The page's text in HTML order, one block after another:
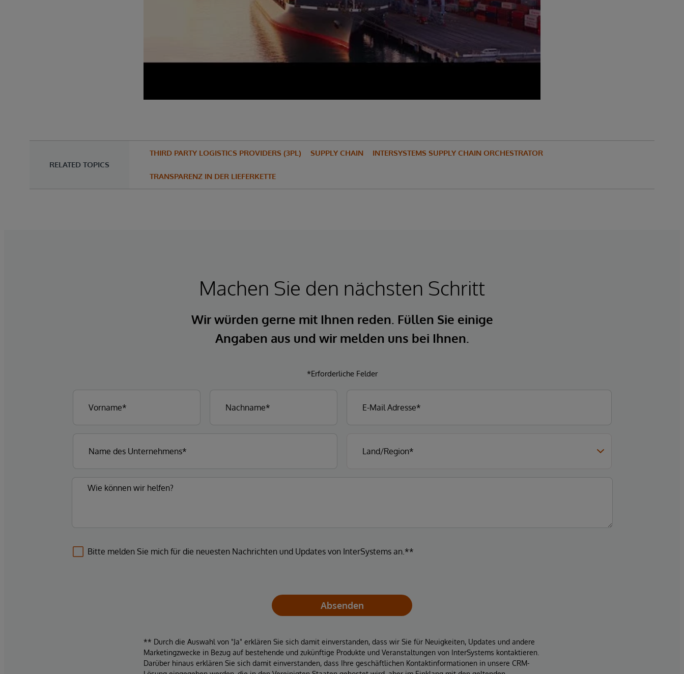
RELATED TOPICS
THIRD PARTY LOGISTICS PROVIDERS (3PL) SUPPLY CHAIN INTERSYSTEMS SUPPLY CHAIN ORCHESTRATOR
TRANSPARENZ IN DER LIEFERKETTE
Machen Sie den nächsten Schritt
Wir würden gerne mit Ihnen reden. Füllen Sie einige
Angaben aus und wir melden uns bei Ihnen.
*Erforderliche Felder
Bitte melden Sie mich für die neuesten Nachrichten und Updates von InterSystems an.**
Absenden
** Durch die Auswahl von "Ja" erklären Sie sich damit einverstanden, dass wir Sie für Neuigkeiten, Updates und andere
Marketingzwecke in Bezug auf bestehende und zukünftige Produkte und Veranstaltungen von InterSystems kontaktieren.
Darüber hinaus erklären Sie sich damit einverstanden, dass Ihre geschäftlichen Kontaktinformationen in unsere CRM-